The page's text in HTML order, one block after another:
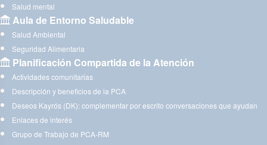
Salud mental
Aula de Entorno Saludable
Salud Ambiental
Seguridad Alimentaria
Planificación Compartida de la Atención
Actividades comunitarias
Descripción y beneficios de la PCA
Deseos Kayrós (DK): complementar por escrito conversaciones que ayudan
Enlaces de interés
Grupo de Trabajo de PCA-RM